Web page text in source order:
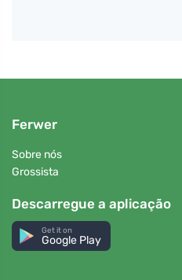
Ferwer
Sobre nós
Grossista
Descarregue a aplicação
Get it on
Google Play